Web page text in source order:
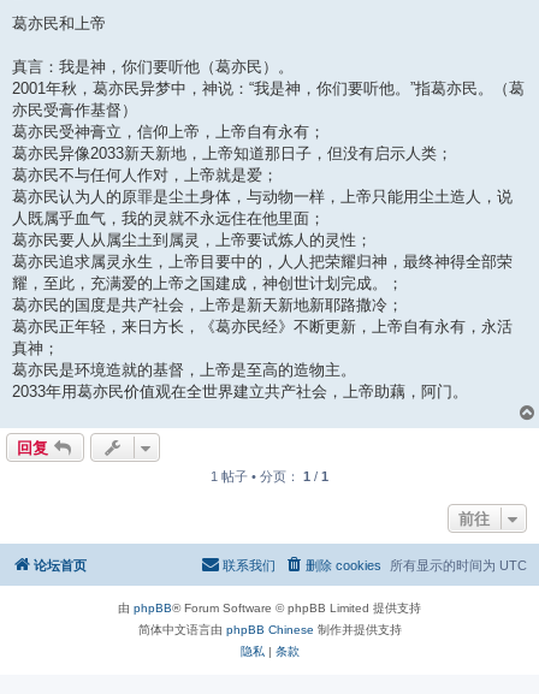
葛亦民和上帝
真言：我是神，你们要听他（葛亦民）。
2001年秋，葛亦民异梦中，神说：“我是神，你们要听他。”指葛亦民。（葛
亦民受膏作基督）
葛亦民受神膏立，信仰上帝，上帝自有永有；
葛亦民异像2033新天新地，上帝知道那日子，但没有启示人类；
葛亦民不与任何人作对，上帝就是爱；
葛亦民认为人的原罪是尘土身体，与动物一样，上帝只能用尘土造人，说
人既属乎血气，我的灵就不永远住在他里面；
葛亦民要人从属尘土到属灵，上帝要试炼人的灵性；
葛亦民追求属灵永生，上帝目要中的，人人把荣耀归神，最终神得全部荣
耀，至此，充满爱的上帝之国建成，神创世计划完成。；
葛亦民的国度是共产社会，上帝是新天新地新耶路撒冷；
葛亦民正年轻，来日方长，《葛亦民经》不断更新，上帝自有永有，永活
真神；
葛亦民是环境造就的基督，上帝是至高的造物主。
2033年用葛亦民价值观在全世界建立共产社会，上帝助藕，阿门。
回复
1 帖子 • 分页： 1 / 1
前往
论坛首页 所有显示的时间为 UTC
删除 cookies
联系我们
由 phpBB® Forum Software © phpBB Limited 提供支持
简体中文语言由 phpBB Chinese 制作并提供支持
隐私 | 条款